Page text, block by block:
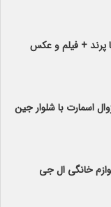
پرند + فیلم و عکس
اسمارت با شلوار جین
خانگی ال جی